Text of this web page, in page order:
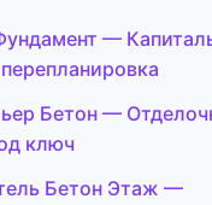
—
Бетон —
ключ
Бетон Этаж —